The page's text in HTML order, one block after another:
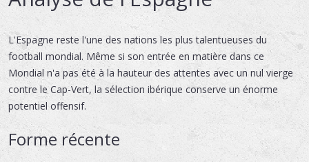
L'Espagne reste l'une des nations les plus talentueuses du
football mondial. Même si son entrée en matière dans ce
Mondial n'a pas été à la hauteur des attentes avec un nul vierge
contre le Cap-Vert, la sélection ibérique conserve un énorme
potentiel offensif.
Forme récente